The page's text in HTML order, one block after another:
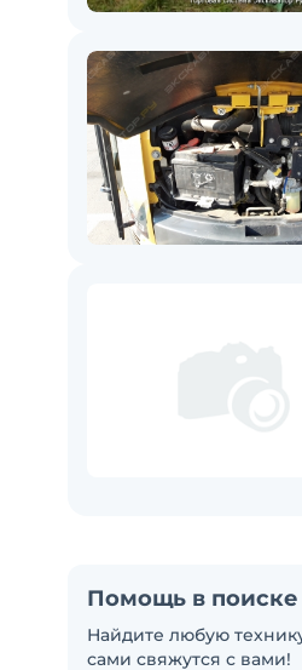
Помощь в поиске
Найдите любую
сами свяжутся с вами!